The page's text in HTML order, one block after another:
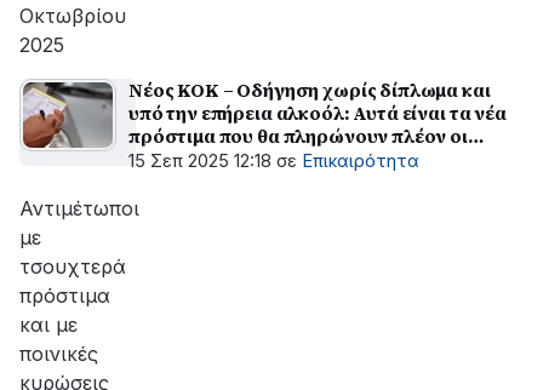
Οκτωβρίου
2025
Νέος ΚΟΚ – Οδήγηση χωρίς δίπλωμα και
υπό την επήρεια αλκοόλ: Αυτά είναι τα νέα
πρόστιμα που θα πληρώνουν πλέον οι
παραβάτες
15 Σεπ 2025 12:18 σε Επικαιρότητα
Αντιμέτωποι
με
τσουχτερά
πρόστιμα
και με
ποινικές
κυρώσεις